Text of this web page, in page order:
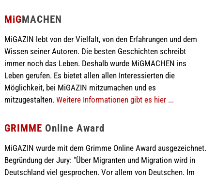
MiGMACHEN
MiGAZIN lebt von der Vielfalt, von den Erfahrungen und dem
Wissen seiner Autoren. Die besten Geschichten schreibt
immer noch das Leben. Deshalb wurde MiGMACHEN ins
Leben gerufen. Es bietet allen allen Interessierten die
Möglichkeit, bei MiGAZIN mitzumachen und es
mitzugestalten. Weitere Informationen gibt es hier ...
GRIMME Online Award
MiGAZIN wurde mit dem Grimme Online Award ausgezeichnet.
Begründung der Jury: "Über Migranten und Migration wird in
Deutschland viel gesprochen. Vor allem von Deutschen. Im